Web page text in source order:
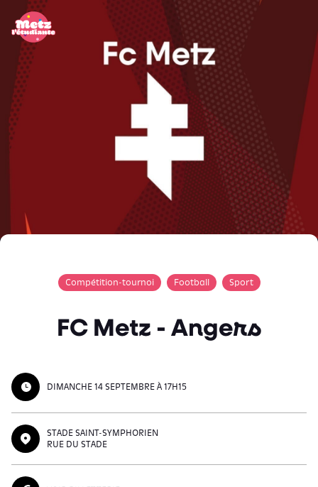
Panneau de gestion des cookies
Compétition-tournoi Football Sport
FC Metz - Angers
DIMANCHE 14 SEPTEMBRE À 17H15
STADE SAINT-SYMPHORIEN
RUE DU STADE